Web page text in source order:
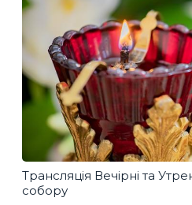
Трансляція Вечірні та
собору